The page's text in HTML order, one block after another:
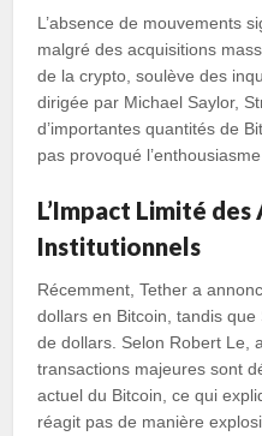
L’absence de mouvements
malgré des acquisitions
de la crypto, soulève des
dirigée par Michael Saylor,
d’importantes quantités de
pas provoqué
L’Impact Limité des
Institutionnels
Récemment, Tether a
dollars en Bitcoin, tandis
de dollars. Selon Robert Le,
transactions majeures sont
actuel du Bitcoin, ce qui
réagit pas de manière